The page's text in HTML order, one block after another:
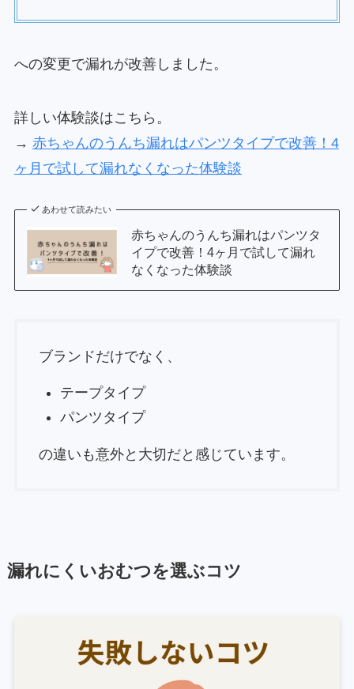
への変更で漏れが改善しました。
詳しい体験談はこちら。
→ 赤ちゃんのうんち漏れはパンツタイプで改善！4
ヶ月で試して漏れなくなった体験談
あわせて読みたい
赤ちゃんのうんち漏れはパンツタ
イプで改善！4ヶ月で試して漏れ
なくなった体験談
ブランドだけでなく、
テープタイプ
パンツタイプ
の違いも意外と大切だと感じています。
漏れにくいおむつを選ぶコツ